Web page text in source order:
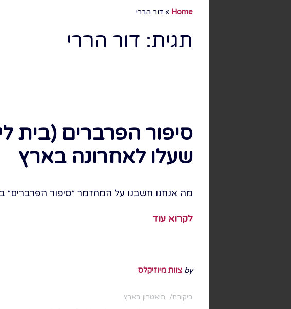
Home
» דור הררי
תגית: דור הררי
סיפור הפרברים (בית
שעלו לאחרונה בארץ
מה אנחנו חשבנו על המחזמר ״סיפור הפרברים״
לקרוא עוד
by צוות מיוזיקלס
ביקורת
תיאטרון בארץ